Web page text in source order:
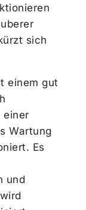
sich
einem gut
einer
Wartung
Es
und